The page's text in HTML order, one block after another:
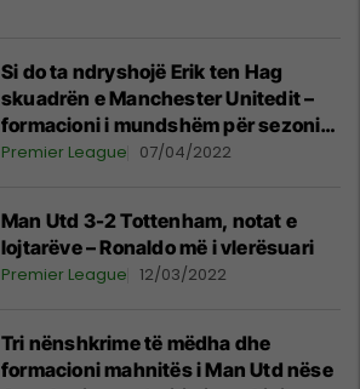
Si do ta ndryshojë Erik ten Hag
skuadrën e Manchester Unitedit –
formacioni i mundshëm për sezonin
e ri
Premier League 07/04/2022
Man Utd 3-2 Tottenham, notat e
lojtarëve – Ronaldo më i vlerësuari
Premier League 12/03/2022
Tri nënshkrime të mëdha dhe
formacioni mahnitës i Man Utd nëse